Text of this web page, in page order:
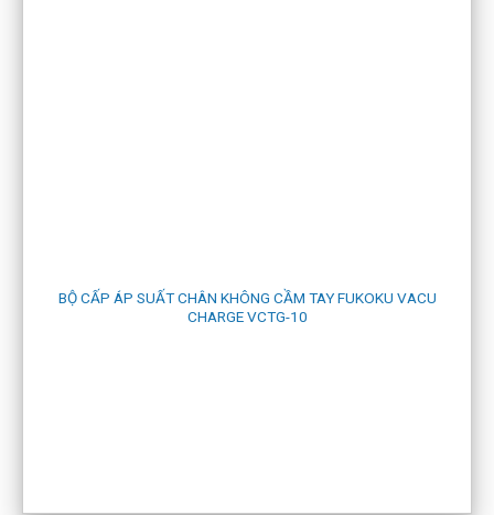
BỘ CẤP ÁP SUẤT CHÂN KHÔNG CẦM TAY FUKOKU VACU
CHARGE VCTG-10